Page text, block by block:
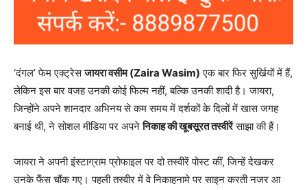
‘दंगल’ फेम एक्ट्रेसजायरा वसीम (Zaira Wasim) एक बार फिर सुर्खियों में हैं,
लेकिन इस बार वजह उनकी कोई फिल्म नहीं, बल्कि उनकी शादी है। जायरा,
जिन्होंने अपने शानदार अभिनय से कम समय में दर्शकों के दिलों में खास जगह
बनाई थी, ने सोशल मीडिया पर अपनेनिकाह की खूबसूरत तस्वीरेंसाझा की हैं।
जायरा ने अपनी इंस्टाग्राम प्रोफाइल पर दो तस्वीरें पोस्ट कीं, जिन्हें देखकर
उनके फैंस चौंक गए। पहली तस्वीर में वे निकाहनामे पर साइन करती नजर आ